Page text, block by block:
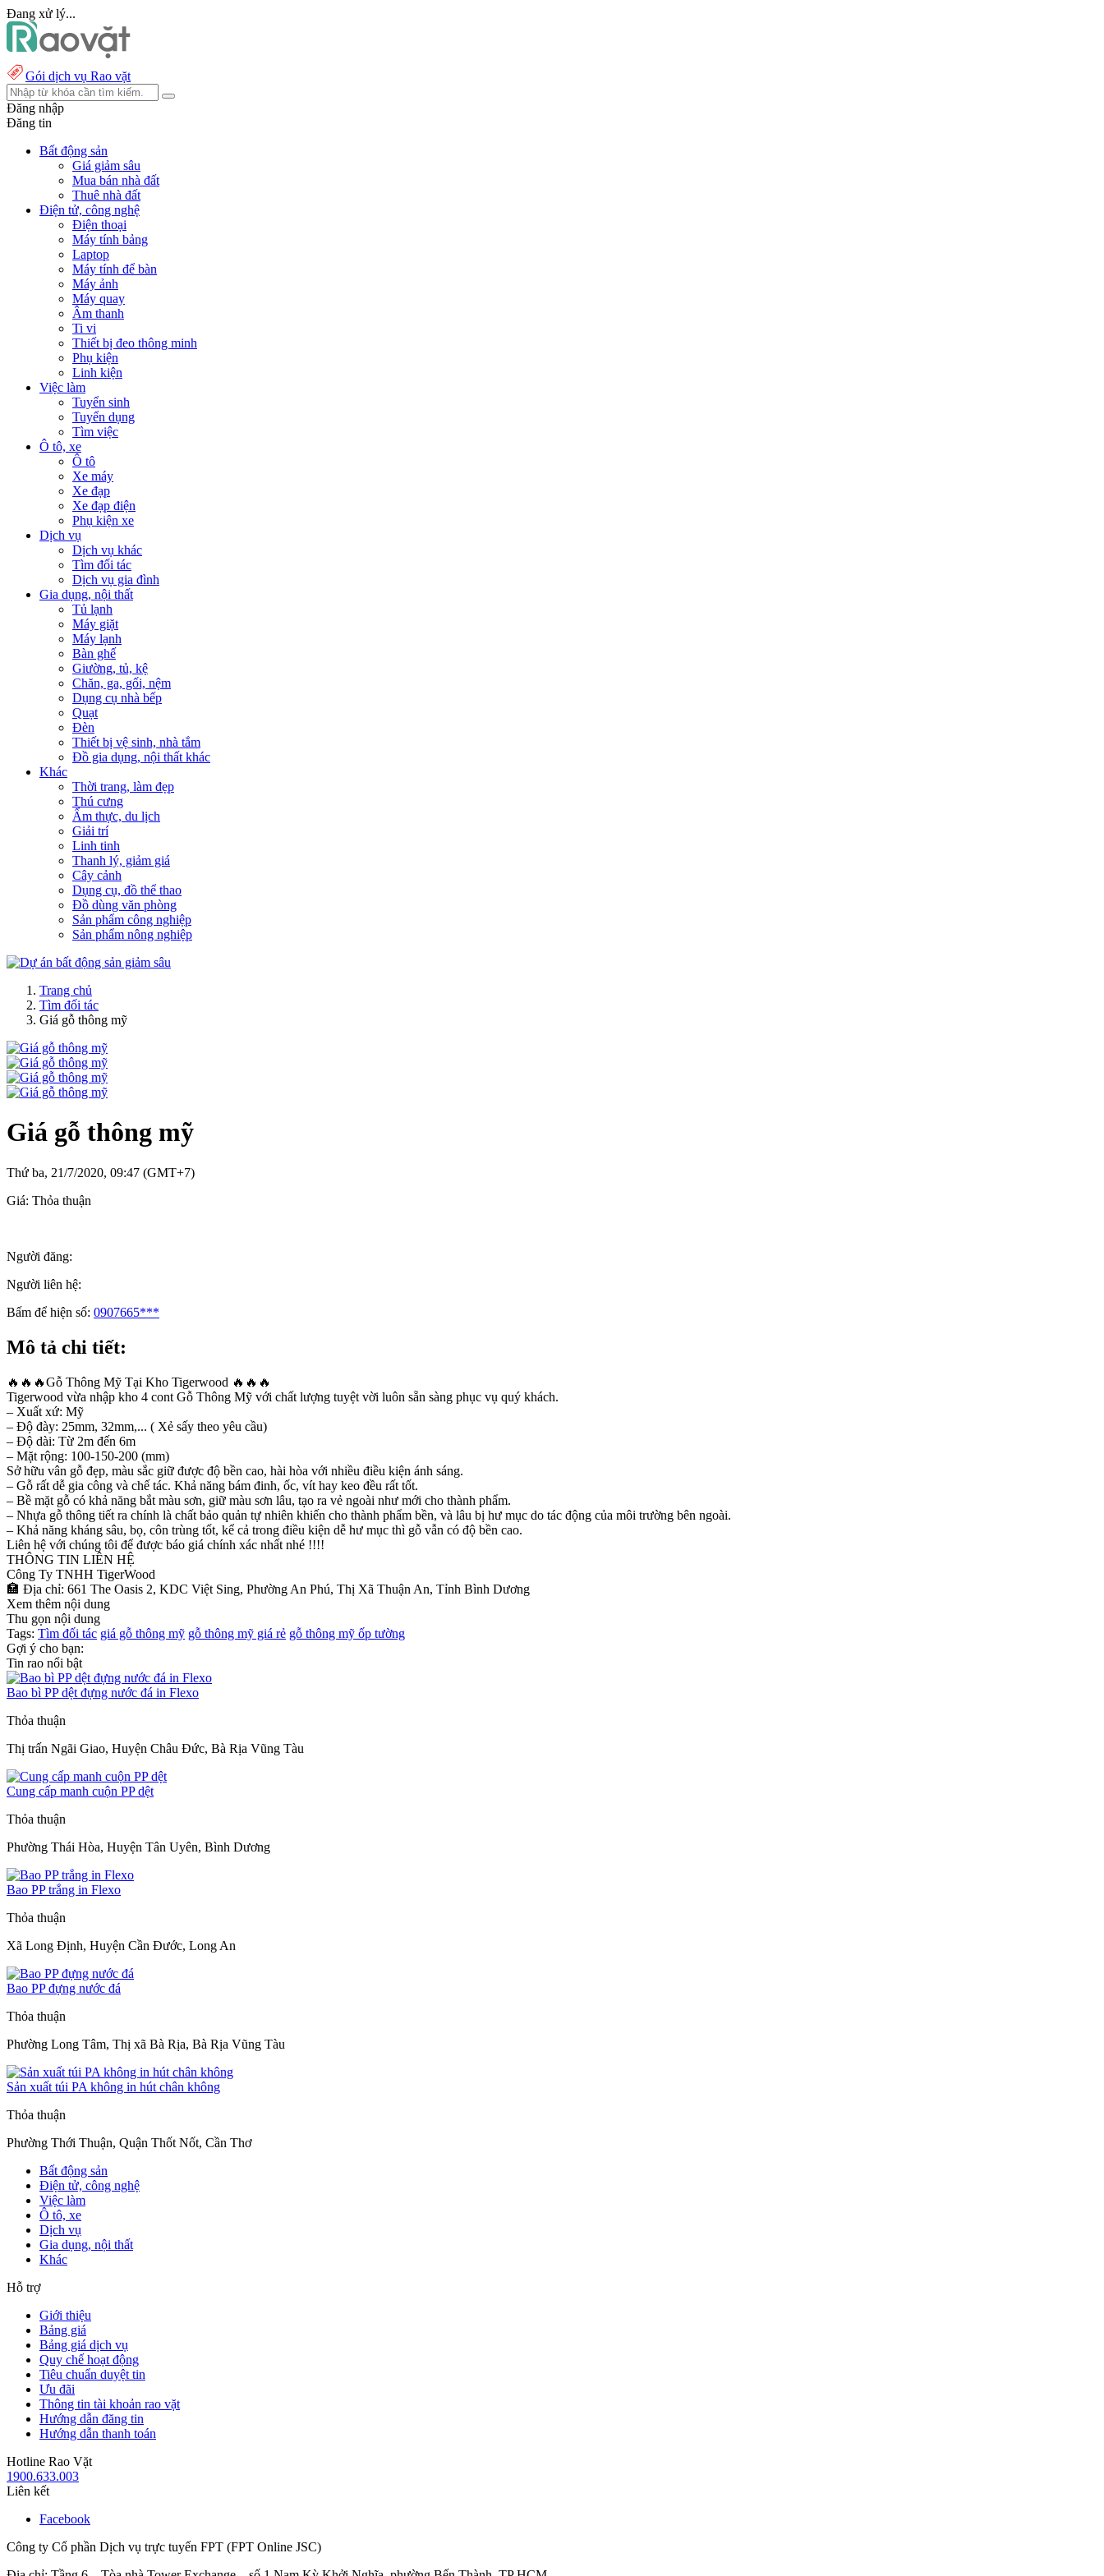
Đang xử lý...
Gói dịch vụ Rao vặt
Đăng nhập
Đăng tin
Bất động sản
Giá giảm sâu
Mua bán nhà đất
Thuê nhà đất
Điện tử, công nghệ
Điện thoại
Máy tính bảng
Laptop
Máy tính để bàn
Máy ảnh
Máy quay
Âm thanh
Ti vi
Thiết bị đeo thông minh
Phụ kiện
Linh kiện
Việc làm
Tuyển sinh
Tuyển dụng
Tìm việc
Ô tô, xe
Ô tô
Xe máy
Xe đạp
Xe đạp điện
Phụ kiện xe
Dịch vụ
Dịch vụ khác
Tìm đối tác
Dịch vụ gia đình
Gia dụng, nội thất
Tủ lạnh
Máy giặt
Máy lạnh
Bàn ghế
Giường, tủ, kệ
Chăn, ga, gối, nệm
Dụng cụ nhà bếp
Quạt
Đèn
Thiết bị vệ sinh, nhà tắm
Đồ gia dụng, nội thất khác
Khác
Thời trang, làm đẹp
Thú cưng
Ẩm thực, du lịch
Giải trí
Linh tinh
Thanh lý, giảm giá
Cây cảnh
Dụng cụ, đồ thể thao
Đồ dùng văn phòng
Sản phẩm công nghiệp
Sản phẩm nông nghiệp
Trang chủ
Tìm đối tác
Giá gỗ thông mỹ
Giá gỗ thông mỹ
Thứ ba, 21/7/2020, 09:47 (GMT+7)
Giá: Thỏa thuận
Người đăng:
Người liên hệ:
Bấm để hiện số: 0907665***
Mô tả chi tiết:
🔥🔥🔥Gỗ Thông Mỹ Tại Kho Tigerwood 🔥🔥🔥
Tigerwood vừa nhập kho 4 cont Gỗ Thông Mỹ với chất lượng tuyệt vời luôn sẵn sàng phục vụ quý khách.
– Xuất xứ: Mỹ
– Độ đày: 25mm, 32mm,... ( Xẻ sấy theo yêu cầu)
– Độ dài: Từ 2m đến 6m
– Mặt rộng: 100-150-200 (mm)
Sở hữu vân gỗ đẹp, màu sắc giữ được độ bền cao, hài hòa với nhiều điều kiện ánh sáng.
– Gỗ rất dễ gia công và chế tác. Khả năng bám đinh, ốc, vít hay keo đều rất tốt.
– Bề mặt gỗ có khả năng bắt màu sơn, giữ màu sơn lâu, tạo ra vẻ ngoài như mới cho thành phẩm.
– Nhựa gỗ thông tiết ra chính là chất bảo quản tự nhiên khiến cho thành phẩm bền, và lâu bị hư mục do tác động của môi trường bên ngoài.
– Khả năng kháng sâu, bọ, côn trùng tốt, kể cả trong điều kiện dễ hư mục thì gỗ vẫn có độ bền cao.
Liên hệ với chúng tôi để được báo giá chính xác nhất nhé !!!!
THÔNG TIN LIÊN HỆ
Công Ty TNHH TigerWood
🏣 Địa chỉ: 661 The Oasis 2, KDC Việt Sing, Phường An Phú, Thị Xã Thuận An, Tỉnh Bình Dương
Xem thêm nội dung
Thu gọn nội dung
Tags: Tìm đối tác giá gỗ thông mỹ gỗ thông mỹ giá rẻ gỗ thông mỹ ốp tường
Gợi ý cho bạn:
Tin rao nổi bật
Bao bì PP dệt đựng nước đá in Flexo
Thỏa thuận
Thị trấn Ngãi Giao, Huyện Châu Đức, Bà Rịa Vũng Tàu
Cung cấp manh cuộn PP dệt
Thỏa thuận
Phường Thái Hòa, Huyện Tân Uyên, Bình Dương
Bao PP trắng in Flexo
Thỏa thuận
Xã Long Định, Huyện Cần Đước, Long An
Bao PP đựng nước đá
Thỏa thuận
Phường Long Tâm, Thị xã Bà Rịa, Bà Rịa Vũng Tàu
Sản xuất túi PA không in hút chân không
Thỏa thuận
Phường Thới Thuận, Quận Thốt Nốt, Cần Thơ
Bất động sản
Điện tử, công nghệ
Việc làm
Ô tô, xe
Dịch vụ
Gia dụng, nội thất
Khác
Hỗ trợ
Giới thiệu
Bảng giá
Bảng giá dịch vụ
Quy chế hoạt động
Tiêu chuẩn duyệt tin
Ưu đãi
Thông tin tài khoản rao vặt
Hướng dẫn đăng tin
Hướng dẫn thanh toán
Hotline Rao Vặt
1900.633.003
Liên kết
Facebook
Công ty Cổ phần Dịch vụ trực tuyến FPT (FPT Online JSC)